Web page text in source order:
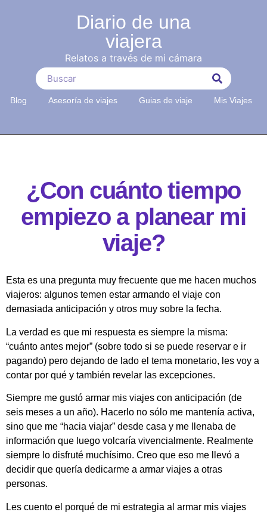
Diario de una
viajera
Relatos a través de mi cámara
Blog Asesoría de viajes Guias de viaje Mis Viajes
¿Con cuánto tiempo
empiezo a planear mi
viaje?
Esta es una pregunta muy frecuente que me hacen muchos
viajeros: algunos temen estar armando el viaje con
demasiada anticipación y otros muy sobre la fecha.
La verdad es que mi respuesta es siempre la misma:
“cuánto antes mejor” (sobre todo si se puede reservar e ir
pagando) pero dejando de lado el tema monetario, les voy a
contar por qué y también revelar las excepciones.
Siempre me gustó armar mis viajes con anticipación (de
seis meses a un año). Hacerlo no sólo me mantenía activa,
sino que me “hacia viajar” desde casa y me llenaba de
información que luego volcaría vivencialmente. Realmente
siempre lo disfruté muchísimo. Creo que eso me llevó a
decidir que quería dedicarme a armar viajes a otras
personas.
Les cuento el porqué de mi estrategia al armar mis viajes